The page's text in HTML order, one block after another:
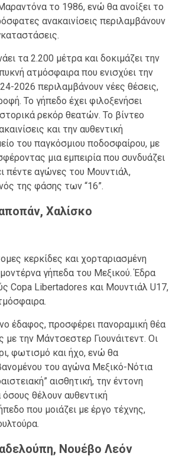
το 1986, ενώ θα ανοίξει το
ανακαινίσεις περιλαμβάνουν
τα 2.200 μέτρα και δοκιμάζει την
ατμόσφαιρα που ενισχύει την
2026 περιλαμβάνουν νέες θέσεις,
Το γήπεδο έχει φιλοξενήσει
ρεκόρ θεατών. Το βίντεο
και την αυθεντική
του παγκόσμιου ποδοσφαίρου, με
μια εμπειρία που συνδυάζει
πέντε αγώνες του Μουντιάλ,
της φάσης των “16”.
Χαλίσκο
κερκίδες και χορταριασμένη
μοντέρνα γήπεδα του Μεξικού. Έδρα
Copa Libertadores και Μουντιάλ U17,
έδαφος, προσφέρει πανοραμική θέα
με την Μάντσεστερ Γιουνάιτεντ. Οι
φωτισμό και ήχο, ενώ θα
του αγώνα Μεξικό-Νότια
αισθητική, την έντονη
όσους θέλουν αυθεντική
που μοιάζει με έργο τέχνης,
Νουέβο Λεόν